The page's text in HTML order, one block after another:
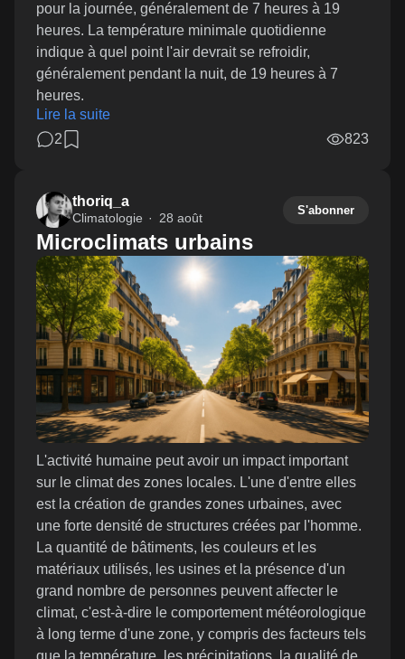
pour la journée, généralement de 7 heures à 19
heures. La température minimale quotidienne
indique à quel point l'air devrait se refroidir,
généralement pendant la nuit, de 19 heures à 7
heures.
Lire la suite
2
823
thoriq_a
Climatologie 28 août
S'abonner
Microclimats urbains
L'activité humaine peut avoir un impact important
sur le climat des zones locales. L'une d'entre elles
est la création de grandes zones urbaines, avec
une forte densité de structures créées par l'homme.
La quantité de bâtiments, les couleurs et les
matériaux utilisés, les usines et la présence d'un
grand nombre de personnes peuvent affecter le
climat, c'est-à-dire le comportement météorologique
à long terme d'une zone, y compris des facteurs tels